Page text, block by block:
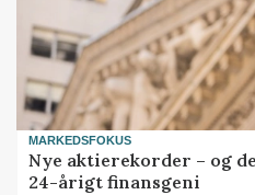
MARKEDSFOKUS
Nye aktierekorder – og
24-årigt finansgeni